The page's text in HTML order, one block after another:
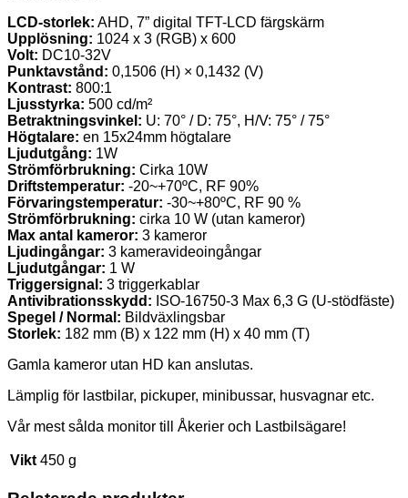
LCD-storlek: AHD, 7” digital TFT-LCD färgskärm
Upplösning: 1024 x 3 (RGB) x 600
Volt: DC10-32V
Punktavstånd: 0,1506 (H) × 0,1432 (V)
Kontrast: 800:1
Ljusstyrka: 500 cd/m²
Betraktningsvinkel: U: 70° / D: 75°, H/V: 75° / 75°
Högtalare: en 15x24mm högtalare
Ljudutgång: 1W
Strömförbrukning: Cirka 10W
Driftstemperatur: -20~+70ºC, RF 90%
Förvaringstemperatur: -30~+80ºC, RF 90 %
Strömförbrukning: cirka 10 W (utan kameror)
Max antal kameror: 3 kameror
Ljudingångar: 3 kameravideoingångar
Ljudutgångar: 1 W
Triggersignal: 3 triggerkablar
Antivibrationsskydd: ISO-16750-3 Max 6,3 G (U-stödfäste)
Spegel / Normal: Bildväxlingsbar
Storlek: 182 mm (B) x 122 mm (H) x 40 mm (T)
Gamla kameror utan HD kan anslutas.
Lämplig för lastbilar, pickuper, minibussar, husvagnar etc.
Vår mest sålda monitor till Åkerier och Lastbilsägare!
Vikt 450 g